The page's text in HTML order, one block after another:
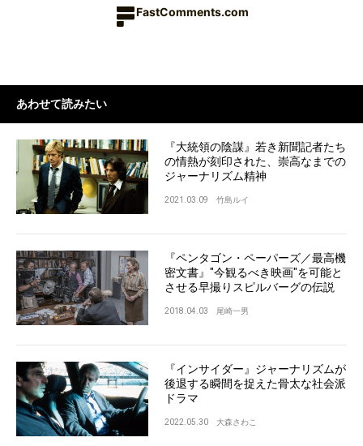
FastComments.com
あわせて読みたい
『大統領の陰謀』若き新聞記者たち
の情熱が刻印された、崇高なまでの
ジャーナリズム精神
2021.03.09 竹島ルイ
『ペンタゴン・ペーパーズ／最高機
密文書』"今観るべき映画"を可能と
させる早撮りスピルバーグの伝説
2018.04.03 尾崎一男
『インサイダー』ジャーナリズムが
後退する瞬間を捉えた骨太な社会派
ドラマ
2022.05.30 大森さわこ